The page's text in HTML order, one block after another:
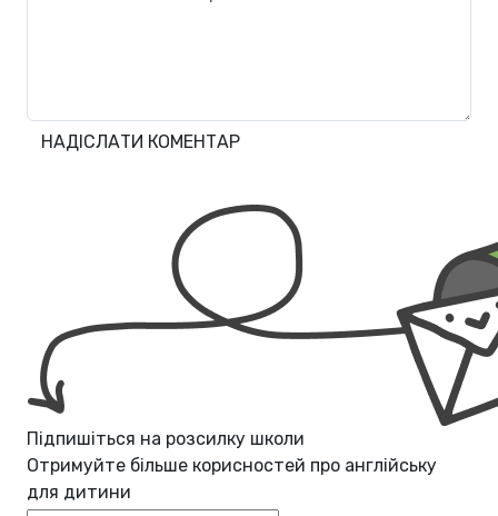
НАДІСЛАТИ КОМЕНТАР
Підпишіться на розсилку школи
Отримуйте більше корисностей про англійську
для дитини